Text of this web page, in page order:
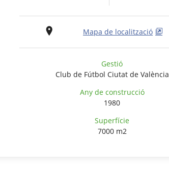
Mapa de localització
Gestió
Club de Fútbol Ciutat de València
Any de construcció
1980
Superfície
7000 m2